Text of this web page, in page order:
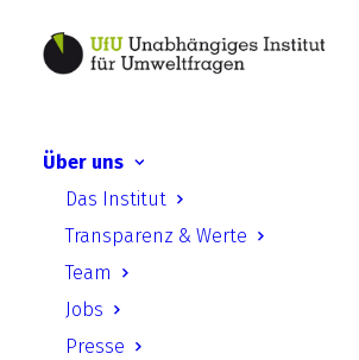
Über uns
Das Institut
Transparenz & Werte
Team
Jobs
Presse
Die Letzte